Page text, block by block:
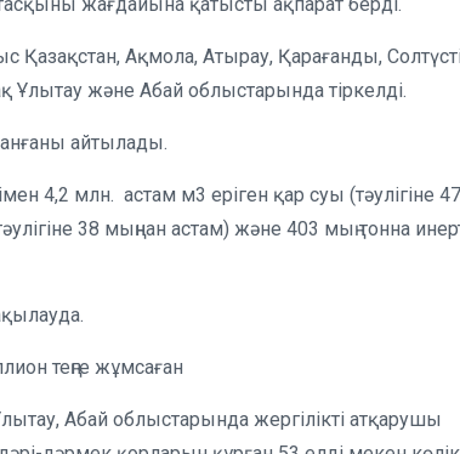
Қазақстан, Ақмола, Атырау, Қарағанды,
Ұлытау және Абай облыстарында тіркелді.
айтылады.
4,2 млн. астам м3 еріген қар суы (тәулігіне
38 мыңнан астам) және 403 мың тонна
теңге жұмсаған
Абай облыстарында жергілікті атқарушы